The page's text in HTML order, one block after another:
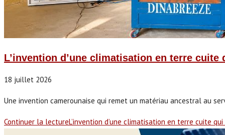
L’invention d’une climatisation en terre
18 juillet 2026
Une invention camerounaise qui remet un matériau ancestral au
Continuer la lectureL’invention d’une climatisation en terre cuite